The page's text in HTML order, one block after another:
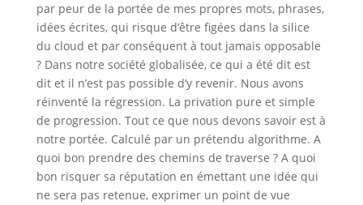
par peur de la portée de mes propres mots, phrases,
idées écrites, qui risque d’être figées dans la silice
du cloud et par conséquent à tout jamais opposable
? Dans notre société globalisée, ce qui a été dit est
dit et il n’est pas possible d’y revenir. Nous avons
réinventé la régression. La privation pure et simple
de progression. Tout ce que nous devons savoir est à
notre portée. Calculé par un prétendu algorithme. A
quoi bon prendre des chemins de traverse ? A quoi
bon risquer sa réputation en émettant une idée qui
ne sera pas retenue, exprimer un point de vue